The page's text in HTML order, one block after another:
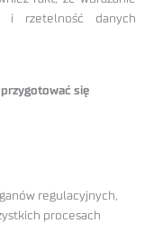
i rzetelność danych
się
regulacyjnych,
procesach